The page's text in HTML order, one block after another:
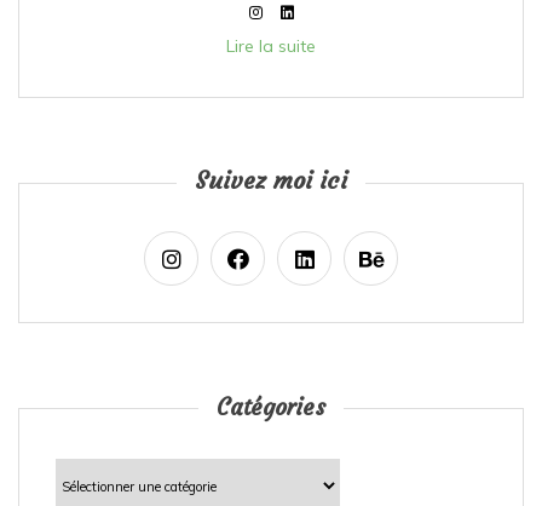
Lire la suite
Suivez moi ici
Catégories
Catégories